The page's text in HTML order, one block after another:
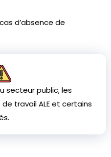
d’absence de
secteur public, les
travail ALE et certains